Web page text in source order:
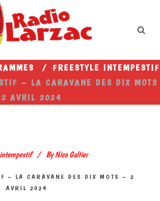
/ FREESTYLE INTEMPESTIF
– LA CARAVANE DES DIX MOTS
AVRIL 2024
By Nico Galtier
– LA CARAVANE DES DIX MOTS – 2
AVRIL 2024